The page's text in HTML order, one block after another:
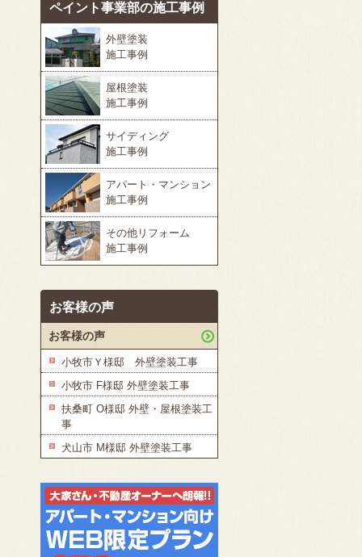
ペイント事業部の施工事例
外壁塗装
施工事例
屋根塗装
施工事例
サイディング
施工事例
アパート・マンション
施工事例
その他リフォーム
施工事例
お客様の声
お客様の声
小牧市Ｙ様邸 外壁塗装工事
小牧市 F様邸 外壁塗装工事
扶桑町 O様邸 外壁・屋根塗装工
事
犬山市 M様邸 外壁塗装工事